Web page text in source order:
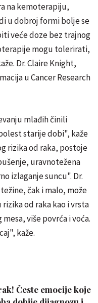
na kemoterapiju,
u dobroj formi bolje se
veće doze bez trajnog
mogu tolerirati,
Dr. Claire Knight,
u Cancer Research
mlađih činili
starije dobi", kaže
rizika od raka, postoje
uravnotežena
izlaganje suncu". Dr.
čak i malo, može
od raka kao i vrsta
više povrća i voća.
kaže.
Česte emocije koje